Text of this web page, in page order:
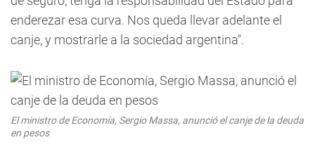
enderezar esa curva. Nos queda llevar adelante el
canje, y mostrarle a la sociedad argentina".
El ministro de Economía, Sergio Massa, anunció el canje de la deuda
en pesos